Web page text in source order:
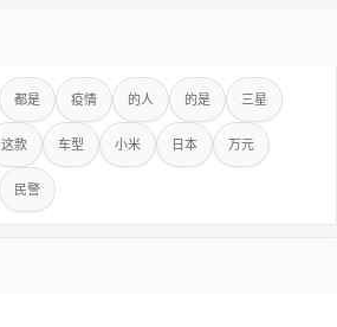
都是 疫情 的人 的是 三星
这款 车型 小米 日本 万元
民警